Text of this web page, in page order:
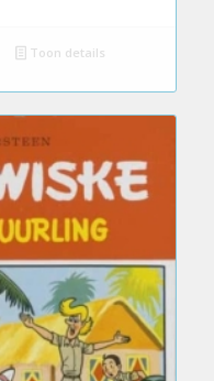
Toon details